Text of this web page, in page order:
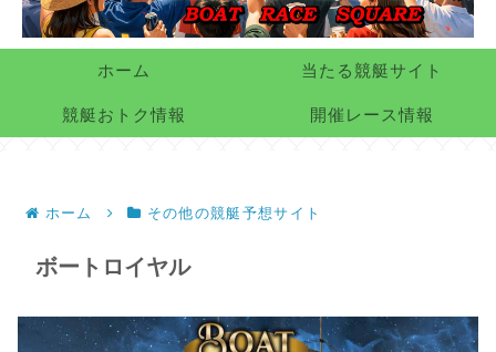
ホーム 当たる競艇サイト
競艇おトク情報 開催レース情報
ホーム その他の競艇予想サイト
ボートロイヤル